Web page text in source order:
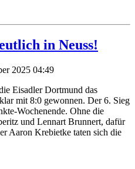
in Neuss!
2025 04:49
Eisadler Dortmund das
mit 8:0 gewonnen. Der 6. Sieg
Wochenende. Ohne die
und Lennart Brunnert, dafür
Aaron Krebietke taten sich die